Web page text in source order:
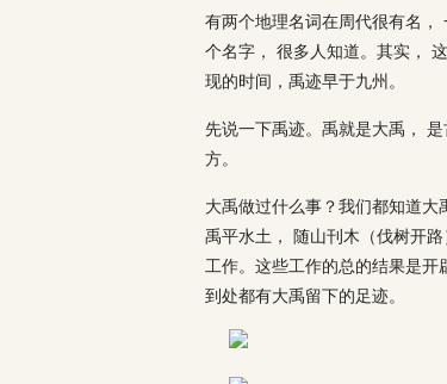
有两个地理名词在周代很有名，
个名字， 很多人知道。其实，
现的时间，禹迹早于九州。
先说一下禹迹。禹就是大禹，
方。
大禹做过什么事？我们都知道
禹平水土， 随山刊木（伐树开
工作。这些工作的总的结果是开
到处都有大禹留下的足迹。